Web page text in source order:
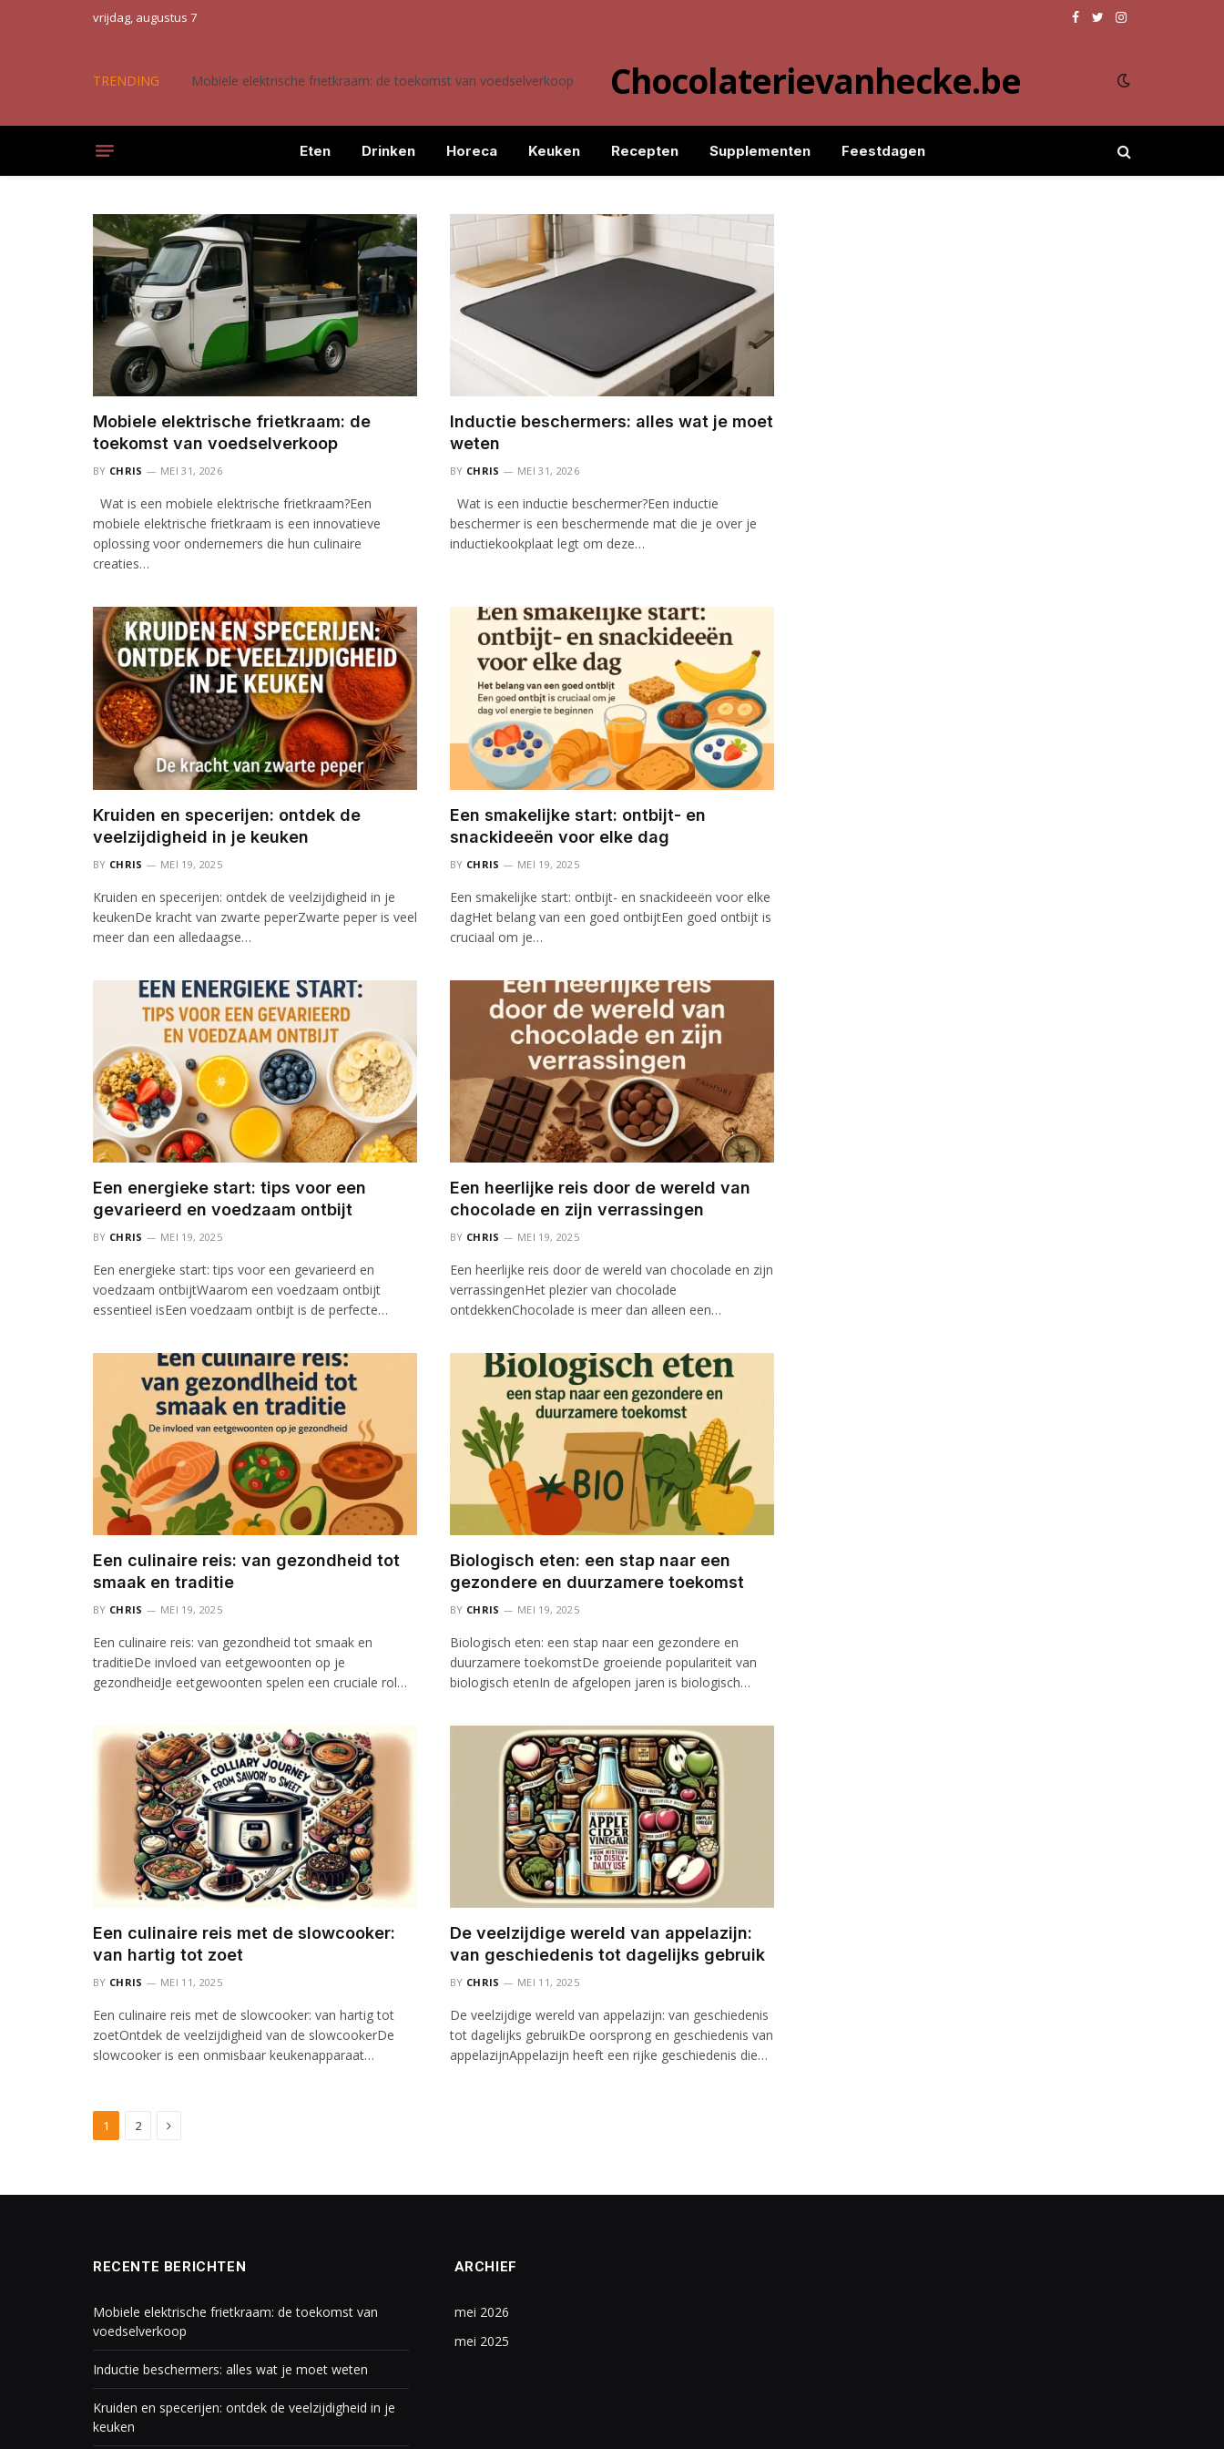
vrijdag, augustus 7 Facebook
TwitterInstagram
TRENDING Mobiele elektrische frietkraam: de toekomst van voedselverkoop Chocolaterievanhecke.be
Eten Drinken Horeca Keuken Recepten Supplementen Feestdagen
Mobiele elektrische frietkraam: de
toekomst van voedselverkoop
BY CHRIS MEI 31, 2026
Wat is een mobiele elektrische frietkraam?Een
mobiele elektrische frietkraam is een innovatieve
oplossing voor ondernemers die hun culinaire
creaties…
Inductie beschermers: alles wat je moet
weten
BY CHRIS MEI 31, 2026
Wat is een inductie beschermer?Een inductie
beschermer is een beschermende mat die je over je
inductiekookplaat legt om deze…
Kruiden en specerijen: ontdek de
veelzijdigheid in je keuken
BY CHRIS MEI 19, 2025
Kruiden en specerijen: ontdek de veelzijdigheid in je
keukenDe kracht van zwarte peperZwarte peper is veel
meer dan een alledaagse…
Een smakelijke start: ontbijt- en
snackideeën voor elke dag
BY CHRIS MEI 19, 2025
Een smakelijke start: ontbijt- en snackideeën voor elke
dagHet belang van een goed ontbijtEen goed ontbijt is
cruciaal om je…
Een energieke start: tips voor een
gevarieerd en voedzaam ontbijt
BY CHRIS MEI 19, 2025
Een energieke start: tips voor een gevarieerd en
voedzaam ontbijtWaarom een voedzaam ontbijt
essentieel isEen voedzaam ontbijt is de perfecte…
Een heerlijke reis door de wereld van
chocolade en zijn verrassingen
BY CHRIS MEI 19, 2025
Een heerlijke reis door de wereld van chocolade en zijn
verrassingenHet plezier van chocolade
ontdekkenChocolade is meer dan alleen een…
Een culinaire reis: van gezondheid tot
smaak en traditie
BY CHRIS MEI 19, 2025
Een culinaire reis: van gezondheid tot smaak en
traditieDe invloed van eetgewoonten op je
gezondheidJe eetgewoonten spelen een cruciale rol…
Biologisch eten: een stap naar een
gezondere en duurzamere toekomst
BY CHRIS MEI 19, 2025
Biologisch eten: een stap naar een gezondere en
duurzamere toekomstDe groeiende populariteit van
biologisch etenIn de afgelopen jaren is biologisch…
Een culinaire reis met de slowcooker:
van hartig tot zoet
BY CHRIS MEI 11, 2025
Een culinaire reis met de slowcooker: van hartig tot
zoetOntdek de veelzijdigheid van de slowcookerDe
slowcooker is een onmisbaar keukenapparaat…
De veelzijdige wereld van appelazijn:
van geschiedenis tot dagelijks gebruik
BY CHRIS MEI 11, 2025
De veelzijdige wereld van appelazijn: van geschiedenis
tot dagelijks gebruikDe oorsprong en geschiedenis van
appelazijnAppelazijn heeft een rijke geschiedenis die…
1 2 Next
RECENTE BERICHTEN
Mobiele elektrische frietkraam: de toekomst van
voedselverkoop
Inductie beschermers: alles wat je moet weten
Kruiden en specerijen: ontdek de veelzijdigheid in je
keuken
ARCHIEF
mei 2026
mei 2025